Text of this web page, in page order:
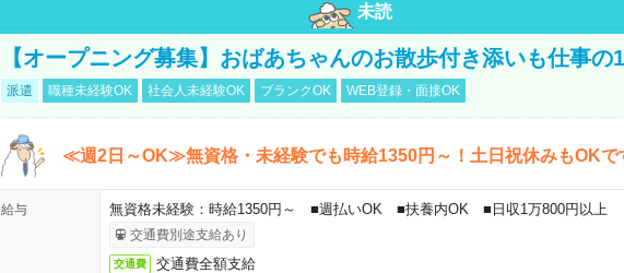
未読
【オープニング募集】おばあちゃんのお散歩付き添いも仕事の
派遣 職種未経験OK 社会人未経験OK ブランクOK WEB登録・面接OK
≪週2日～OK≫無資格・未経験でも時給1350円～！土日祝休みもOKで
給与 無資格未経験：時給1350円～ ■週払いOK ■扶養内OK ■日収1万800円以上
交通費別途支給あり
交通費 交通費全額支給